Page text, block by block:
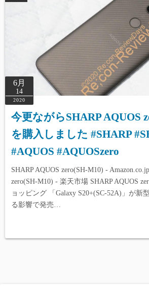
6月
14
2020
今更ながらSHARP AQUOS
を購入しました #SHARP
#AQUOS #AQUOSzero
SHARP AQUOS zero(SH-M10) -
zero(SH-M10) - 楽天市場 SHARP AQUOS
ョッピング 「Galaxy S20+(SC-52A)」が新
る影響で発売…